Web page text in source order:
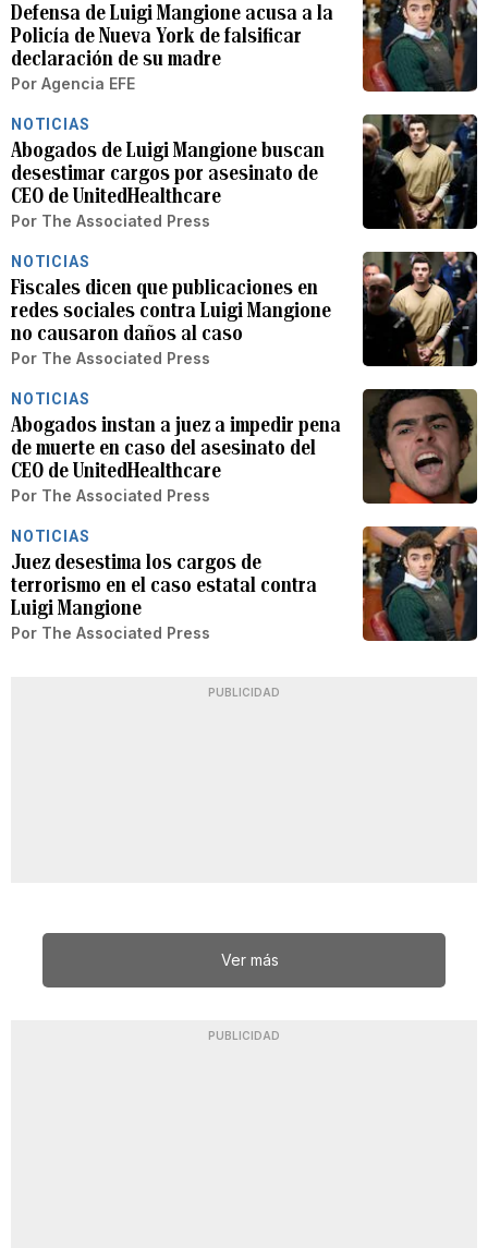
Defensa de Luigi Mangione acusa a la
Policía de Nueva York de falsificar
declaración de su madre
Por Agencia EFE
NOTICIAS
Abogados de Luigi Mangione buscan
desestimar cargos por asesinato de
CEO de UnitedHealthcare
Por The Associated Press
NOTICIAS
Fiscales dicen que publicaciones en
redes sociales contra Luigi Mangione
no causaron daños al caso
Por The Associated Press
NOTICIAS
Abogados instan a juez a impedir pena
de muerte en caso del asesinato del
CEO de UnitedHealthcare
Por The Associated Press
NOTICIAS
Juez desestima los cargos de
terrorismo en el caso estatal contra
Luigi Mangione
Por The Associated Press
PUBLICIDAD
Ver más
PUBLICIDAD